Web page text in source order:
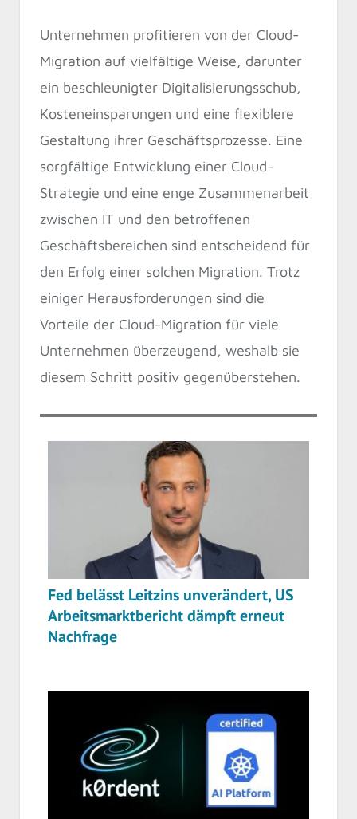
Unternehmen profitieren von der Cloud-
Migration auf vielfältige Weise, darunter
ein beschleunigter Digitalisierungsschub,
Kosteneinsparungen und eine flexiblere
Gestaltung ihrer Geschäftsprozesse. Eine
sorgfältige Entwicklung einer Cloud-
Strategie und eine enge Zusammenarbeit
zwischen IT und den betroffenen
Geschäftsbereichen sind entscheidend für
den Erfolg einer solchen Migration. Trotz
einiger Herausforderungen sind die
Vorteile der Cloud-Migration für viele
Unternehmen überzeugend, weshalb sie
diesem Schritt positiv gegenüberstehen.
Fed belässt Leitzins unverändert, US
Arbeitsmarktbericht dämpft erneut
Nachfrage